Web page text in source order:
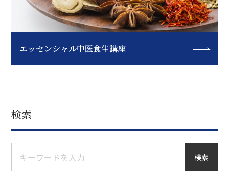
エッセンシャル中医食生講座
検索
検索